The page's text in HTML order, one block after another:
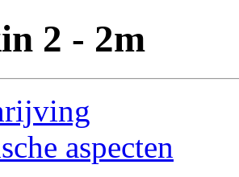
2 - 2m
aspecten